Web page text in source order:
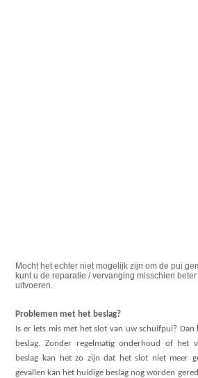
Mocht het echter niet mogelijk zijn om de pui
kunt u de reparatie / vervanging misschien
uitvoeren.
Problemen met het beslag?
Is er iets mis met het slot van uw schuifpui?
beslag. Zonder regelmatig onderhoud of het
beslag kan het zo zijn dat het slot niet meer
gevallen kan het huidige beslag nog worden